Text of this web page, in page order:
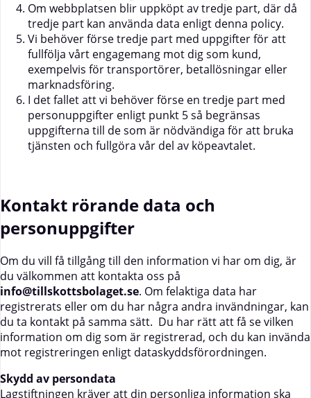
Om webbplatsen blir uppköpt av tredje part, där då
tredje part kan använda data enligt denna policy.
Vi behöver förse tredje part med uppgifter för att
fullfölja vårt engagemang mot dig som kund,
exempelvis för transportörer, betallösningar eller
marknadsföring.
I det fallet att vi behöver förse en tredje part med
personuppgifter enligt punkt 5 så begränsas
uppgifterna till de som är nödvändiga för att bruka
tjänsten och fullgöra vår del av köpeavtalet.
Kontakt rörande data och
personuppgifter
Om du vill få tillgång till den information vi har om dig, är
du välkommen att kontakta oss på
info@tillskottsbolaget.se. Om felaktiga data har
registrerats eller om du har några andra invändningar, kan
du ta kontakt på samma sätt. Du har rätt att få se vilken
information om dig som är registrerad, och du kan invända
mot registreringen enligt dataskyddsförordningen.
Skydd av persondata
Lagstiftningen kräver att din personliga information ska